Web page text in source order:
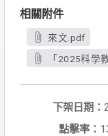
相關附件
來文.pdf
「2025科學
下架日期：
點擊率：